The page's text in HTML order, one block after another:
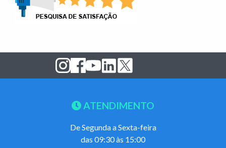
ATENDIMENTO
De Segunda a Sexta-feira
das 09:30 às 15:00